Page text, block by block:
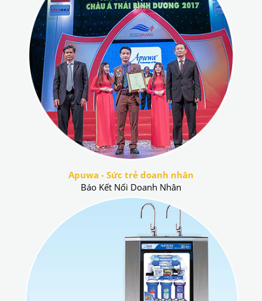
Apuwa - Sức trẻ doanh nhân
Báo Kết Nối Doanh Nhân